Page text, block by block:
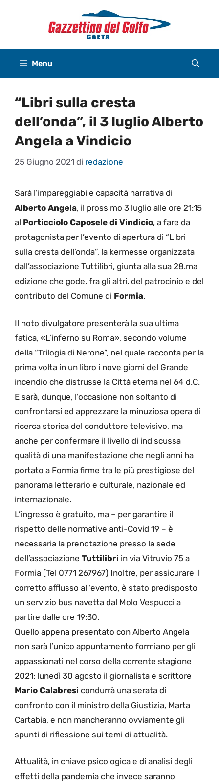
Menu
“Libri sulla cresta
dell’onda”, il 3 luglio Alberto
Angela a Vindicio
25 Giugno 2021 di redazione
Sarà l’impareggiabile capacità narrativa di
Alberto Angela, il prossimo 3 luglio alle ore 21:15
al Porticciolo Caposele di Vindicio, a fare da
protagonista per l’evento di apertura di “Libri
sulla cresta dell’onda”, la kermesse organizzata
dall’associazione Tuttilibri, giunta alla sua 28.ma
edizione che gode, fra gli altri, del patrocinio e del
contributo del Comune di Formia.
Il noto divulgatore presenterà la sua ultima
fatica, «L’inferno su Roma», secondo volume
della “Trilogia di Nerone”, nel quale racconta per la
prima volta in un libro i nove giorni del Grande
incendio che distrusse la Città eterna nel 64 d.C.
E sarà, dunque, l’occasione non soltanto di
confrontarsi ed apprezzare la minuziosa opera di
ricerca storica del conduttore televisivo, ma
anche per confermare il livello di indiscussa
qualità di una manifestazione che negli anni ha
portato a Formia firme tra le più prestigiose del
panorama letterario e culturale, nazionale ed
internazionale.
L’ingresso è gratuito, ma – per garantire il
rispetto delle normative anti-Covid 19 – è
necessaria la prenotazione presso la sede
dell’associazione Tuttilibri in via Vitruvio 75 a
Formia (Tel 0771 267967) Inoltre, per assicurare il
corretto afflusso all’evento, è stato predisposto
un servizio bus navetta dal Molo Vespucci a
partire dalle ore 19:30.
Quello appena presentato con Alberto Angela
non sarà l’unico appuntamento formiano per gli
appassionati nel corso della corrente stagione
2021: lunedì 30 agosto il giornalista e scrittore
Mario Calabresi condurrà una serata di
confronto con il ministro della Giustizia, Marta
Cartabia, e non mancheranno ovviamente gli
spunti di riflessione sui temi di attualità.
Attualità, in chiave psicologica e di analisi degli
effetti della pandemia che invece saranno